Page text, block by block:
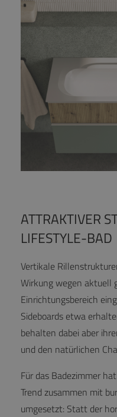
ATTRAKTIVER
LIFESTYLE-BAD
Vertikale
Wirkung wegen aktuell
Einrichtungsbereich
Sideboards etwa
behalten dabei aber
und den natürlichen
Für das Badezimmer
Trend zusammen mit
umgesetzt: Statt der